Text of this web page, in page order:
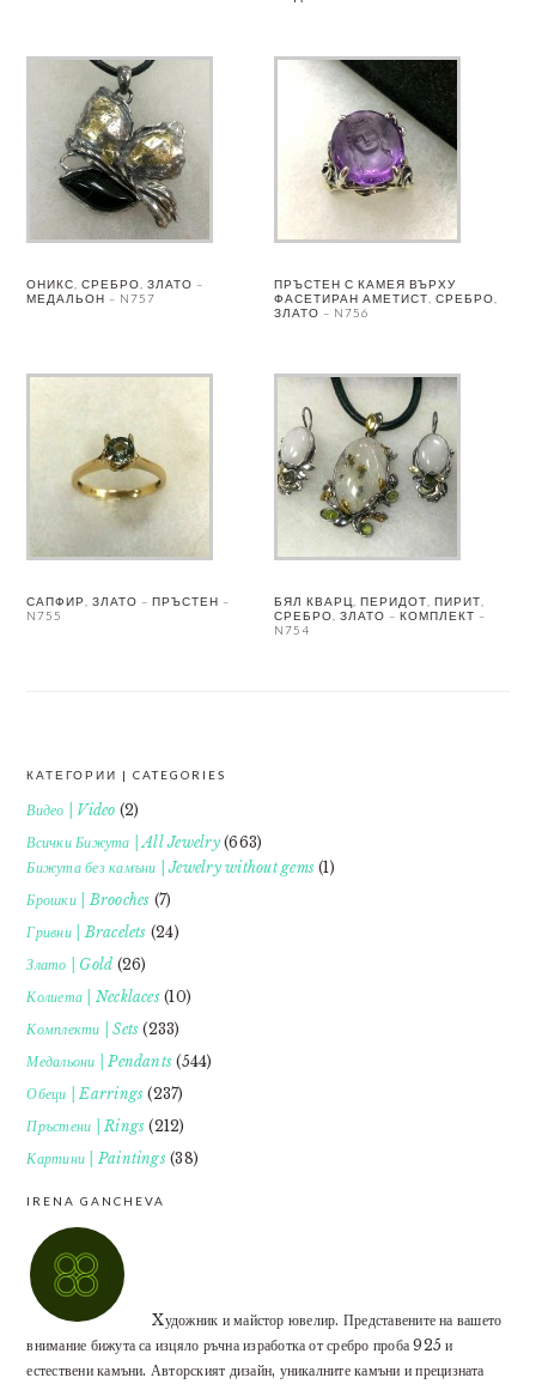
ОНИКС, СРЕБРО, ЗЛАТО –
МЕДАЛЬОН – N757
ПРЪСТЕН С КАМЕЯ ВЪРХУ
ФАСЕТИРАН АМЕТИСТ, СРЕБРО,
ЗЛАТО – N756
САПФИР, ЗЛАТО – ПРЪСТЕН –
N755
БЯЛ КВАРЦ, ПЕРИДОТ, ПИРИТ,
СРЕБРО, ЗЛАТО – КОМПЛЕКТ –
N754
FOOTER
КАТЕГОРИИ | CATEGORIES
Видео | Video (2)
Всички Бижута | All Jewelry(663)
Бижута без камъни | Jewelry without gems (1)
Брошки | Brooches (7)
Гривни | Bracelets (24)
Злато | Gold (26)
Колиета | Necklaces(10)
Комплекти | Sets (233)
Медальони | Pendants (544)
Обеци | Earrings (237)
Пръстени | Rings (212)
Картини | Paintings(38)
IRENA GANCHEVA
Xудожник и майстор ювелир. Представените на вашето
внимание бижута са изцяло ръчна изработка от сребро проба 925 и
естествени камъни. Авторският дизайн, уникалните камъни и прецизната